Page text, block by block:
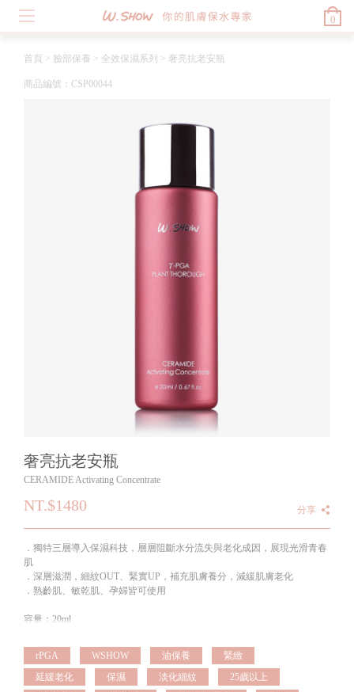
0
首頁 > 臉部保養 > 全效保濕系列 > 奢亮抗老安瓶
商品編號：CSP00044
奢亮抗老安瓶
CERAMIDE Activating Concentrate
NT.$1480 分享
．獨特三層導入保濕科技，層層阻斷水分流失與老化成因，展現光滑青春
肌
．深層滋潤，細紋OUT、緊實UP，補充肌膚養分，減緩肌膚老化
．熟齡肌、敏乾肌、孕婦皆可使用
容量：20ml
rPGA WSHOW 油保養
緊緻
延緩老化
保濕 淡化細紋
25歲以上